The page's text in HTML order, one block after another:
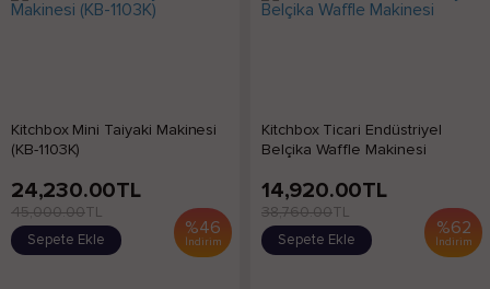
Kitchbox Mini Taiyaki Makinesi
(KB-1103K)
%46
İndirim
24,230.00TL
45,000.00TL
Sepete Ekle
Kitchbox Ticari Endüstriyel
Belçika Waffle Makinesi
%62
İndirim
14,920.00TL
38,760.00TL
Sepete Ekle